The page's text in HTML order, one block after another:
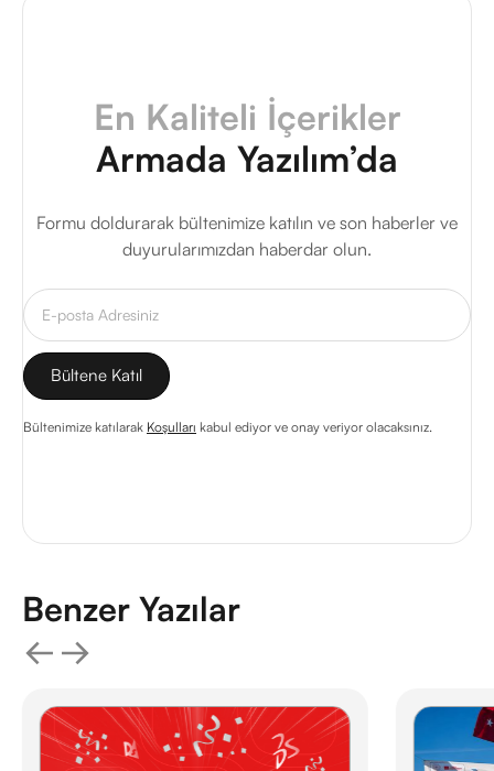
En Kaliteli İçerikler
Armada Yazılım’da
Formu doldurarak bültenimize katılın ve son haberler ve
duyurularımızdan haberdar olun.
Bültenimize katılarak Koşulları kabul ediyor ve onay veriyor olacaksınız.
Benzer Yazılar